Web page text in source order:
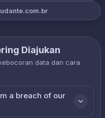
Diajukan
data dan cara
a breach of our